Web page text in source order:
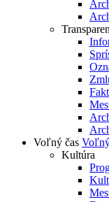
Voľný čas
Kultúra